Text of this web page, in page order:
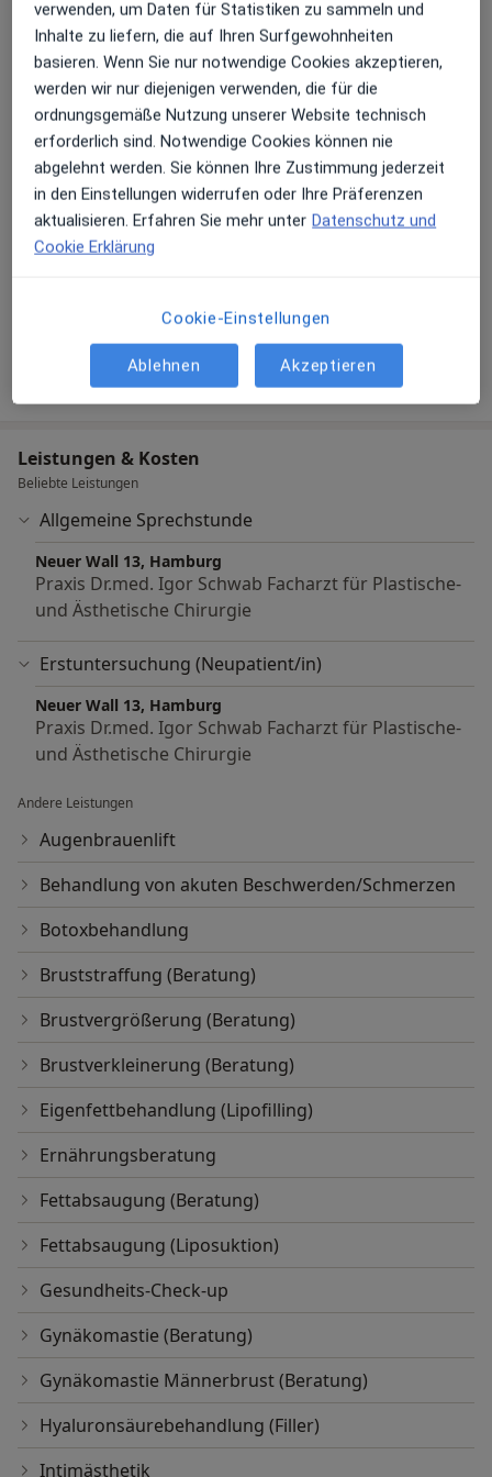
ganz neuem Wohlbefinden und hinzugewonnener
Lebensqualität verlassen können. Nehmen Sie gerne
Kontakt auf und lassen Sie sich von Dr. Igor Schwab
persönlich zur Behandlung Ihrer Wahl beraten.
Konsultationsformate
PersönlichStandorte anzeigen (1)
Fotos und Videos
Galerie ansehen (12)
Mehr Details anzeigen
über Erfahrungen
Leistungen & Kosten
Beliebte Leistungen
Allgemeine Sprechstunde
Neuer Wall 13, Hamburg
Praxis Dr.med. Igor Schwab Facharzt für Plastische-
und Ästhetische Chirurgie
Erstuntersuchung (Neupatient/in)
Neuer Wall 13, Hamburg
Praxis Dr.med. Igor Schwab Facharzt für Plastische-
und Ästhetische Chirurgie
Andere Leistungen
Augenbrauenlift
Behandlung von akuten Beschwerden/Schmerzen
Botoxbehandlung
Bruststraffung (Beratung)
Brustvergrößerung (Beratung)
Brustverkleinerung (Beratung)
Eigenfettbehandlung (Lipofilling)
Ernährungsberatung
Fettabsaugung (Beratung)
Fettabsaugung (Liposuktion)
Gesundheits-Check-up
Gynäkomastie (Beratung)
Gynäkomastie Männerbrust (Beratung)
Hyaluronsäurebehandlung (Filler)
Intimästhetik
verwenden, um Daten für Statistiken zu sammeln und
Inhalte zu liefern, die auf Ihren Surfgewohnheiten
basieren. Wenn Sie nur notwendige Cookies akzeptieren,
werden wir nur diejenigen verwenden, die für die
ordnungsgemäße Nutzung unserer Website technisch
erforderlich sind. Notwendige Cookies können nie
abgelehnt werden. Sie können Ihre Zustimmung jederzeit
in den Einstellungen widerrufen oder Ihre Präferenzen
aktualisieren. Erfahren Sie mehr unter Datenschutz und
Cookie Erklärung
Cookie-Einstellungen
Ablehnen Akzeptieren